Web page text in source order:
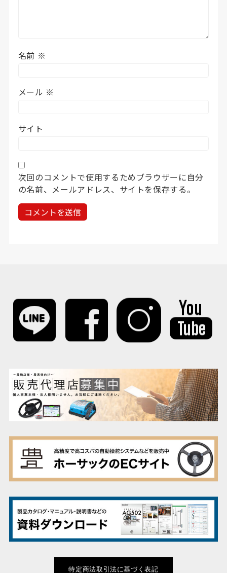
名前 ※
メール ※
サイト
次回のコメントで使用するためブラウザーに自分
の名前、メールアドレス、サイトを保存する。
特定商法取引法に基づく表記